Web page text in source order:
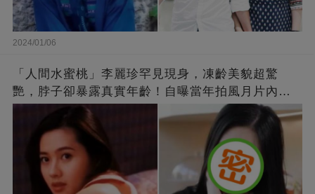
2024/01/06
「人間水蜜桃」李麗珍罕見現身，凍齡美貌超驚
艷，脖子卻暴露真實年齡！自曝當年拍風月片內
幕，竟是因為「玉女當久了」？